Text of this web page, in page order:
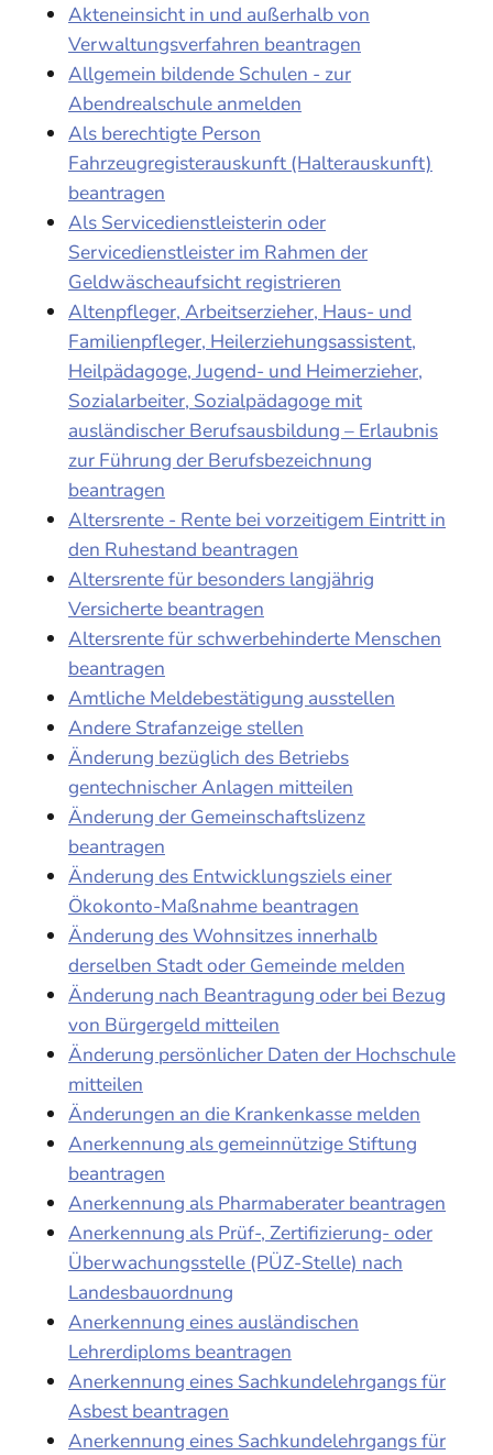
Akteneinsicht in und außerhalb von
Verwaltungsverfahren beantragen
Allgemein bildende Schulen - zur
Abendrealschule anmelden
Als berechtigte Person
Fahrzeugregisterauskunft (Halterauskunft)
beantragen
Als Servicedienstleisterin oder
Servicedienstleister im Rahmen der
Geldwäscheaufsicht registrieren
Altenpfleger, Arbeitserzieher, Haus- und
Familienpfleger, Heilerziehungsassistent,
Heilpädagoge, Jugend- und Heimerzieher,
Sozialarbeiter, Sozialpädagoge mit
ausländischer Berufsausbildung – Erlaubnis
zur Führung der Berufsbezeichnung
beantragen
Altersrente - Rente bei vorzeitigem Eintritt in
den Ruhestand beantragen
Altersrente für besonders langjährig
Versicherte beantragen
Altersrente für schwerbehinderte Menschen
beantragen
Amtliche Meldebestätigung ausstellen
Andere Strafanzeige stellen
Änderung bezüglich des Betriebs
gentechnischer Anlagen mitteilen
Änderung der Gemeinschaftslizenz
beantragen
Änderung des Entwicklungsziels einer
Ökokonto-Maßnahme beantragen
Änderung des Wohnsitzes innerhalb
derselben Stadt oder Gemeinde melden
Änderung nach Beantragung oder bei Bezug
von Bürgergeld mitteilen
Änderung persönlicher Daten der Hochschule
mitteilen
Änderungen an die Krankenkasse melden
Anerkennung als gemeinnützige Stiftung
beantragen
Anerkennung als Pharmaberater beantragen
Anerkennung als Prüf-, Zertifizierung- oder
Überwachungsstelle (PÜZ-Stelle) nach
Landesbauordnung
Anerkennung eines ausländischen
Lehrerdiploms beantragen
Anerkennung eines Sachkundelehrgangs für
Asbest beantragen
Anerkennung eines Sachkundelehrgangs für